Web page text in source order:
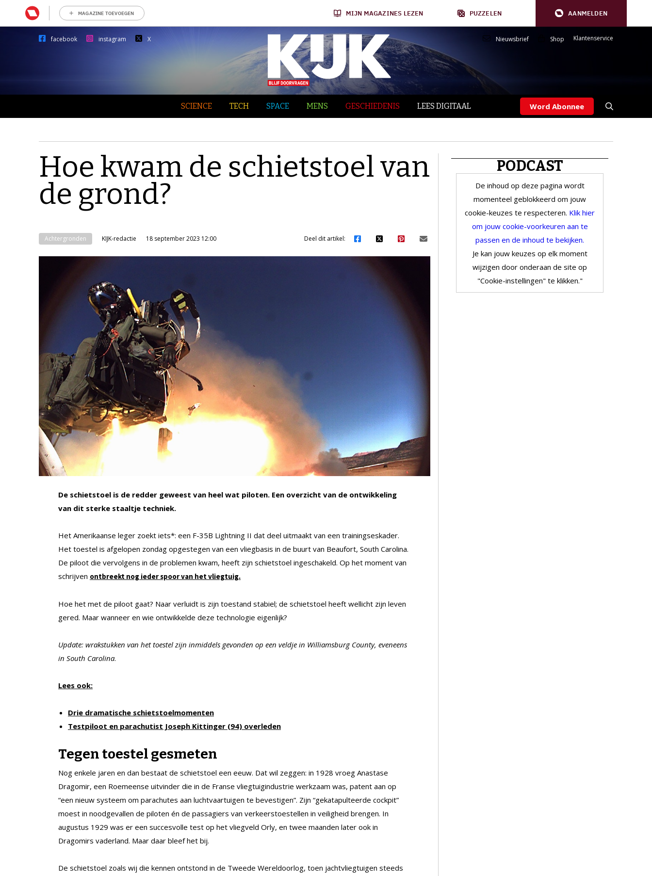
MAGAZINE TOEVOEGEN MIJN MAGAZINES LEZEN PUZZELEN AANMELDEN
facebook instagram X Nieuwsbrief Shop Klantenservice
SCIENCE TECH SPACE MENS GESCHIEDENIS LEES DIGITAAL Word Abonnee
Hoe kwam de schietstoel van
de grond?
Achtergronden KIJK-redactie 18 september 2023 12:00 Deel dit artikel:
De schietstoel is de redder geweest van heel wat piloten. Een overzicht van de ontwikkeling
van dit sterke staaltje techniek.
Het Amerikaanse leger zoekt iets*: een F-35B Lightning II dat deel uitmaakt van een trainingseskader.
Het toestel is afgelopen zondag opgestegen van een vliegbasis in de buurt van Beaufort, South Carolina.
De piloot die vervolgens in de problemen kwam, heeft zijn schietstoel ingeschakeld. Op het moment van
schrijven ontbreekt nog ieder spoor van het vliegtuig.
Hoe het met de piloot gaat? Naar verluidt is zijn toestand stabiel; de schietstoel heeft wellicht zijn leven
gered. Maar wanneer en wie ontwikkelde deze technologie eigenlijk?
Update: wrakstukken van het toestel zijn inmiddels gevonden op een veldje in Williamsburg County, eveneens
in South Carolina.
Lees ook:
Drie dramatische schietstoelmomenten
Testpiloot en parachutist Joseph Kittinger (94) overleden
Tegen toestel gesmeten
Nog enkele jaren en dan bestaat de schietstoel een eeuw. Dat wil zeggen: in 1928 vroeg Anastase
Dragomir, een Roemeense uitvinder die in de Franse vliegtuigindustrie werkzaam was, patent aan op
“een nieuw systeem om parachutes aan luchtvaartuigen te bevestigen”. Zijn “gekatapulteerde cockpit”
moest in noodgevallen de piloten én de passagiers van verkeerstoestellen in veiligheid brengen. In
augustus 1929 was er een succesvolle test op het vliegveld Orly, en twee maanden later ook in
Dragomirs vaderland. Maar daar bleef het bij.
De schietstoel zoals wij die kennen ontstond in de Tweede Wereldoorlog, toen jachtvliegtuigen steeds
PODCAST
De inhoud op deze pagina wordt
momenteel geblokkeerd om jouw
cookie-keuzes te respecteren. Klik hier
om jouw cookie-voorkeuren aan te
passen en de inhoud te bekijken.
Je kan jouw keuzes op elk moment
wijzigen door onderaan de site op
"Cookie-instellingen" te klikken."